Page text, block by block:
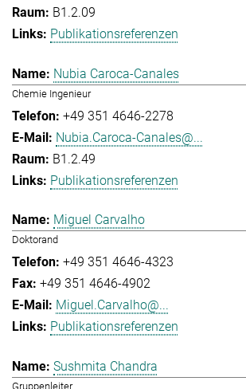
B1.2.09
Publikationsreferenzen
Nubia Caroca-Canales
Chemie Ingenieur
+49 351 4646-2278
Nubia.Caroca-Canales@...
B1.2.49
Publikationsreferenzen
Miguel Carvalho
Doktorand
+49 351 4646-4323
+49 351 4646-4902
Miguel.Carvalho@...
Publikationsreferenzen
Sushmita Chandra
Gruppenleiter